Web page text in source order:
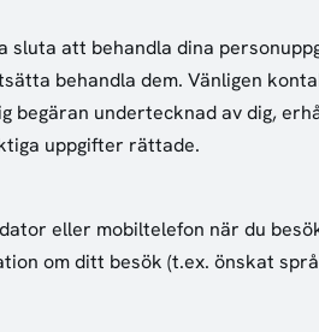
att behandla dina
behandla dem. Vänligen
begäran undertecknad av dig,
uppgifter rättade.
eller mobiltelefon när du
om ditt besök (t.ex. önskat